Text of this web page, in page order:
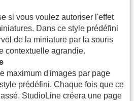
si vous voulez autoriser l'effet
Dans ce style prédéfini
de la miniature par la souris
contextuelle agrandie.
maximum d'images par page
prédéfini. Chaque fois que ce
StudioLine créera une page